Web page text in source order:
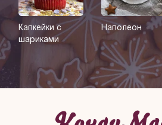
Капкейки с
шариками
Наполеон